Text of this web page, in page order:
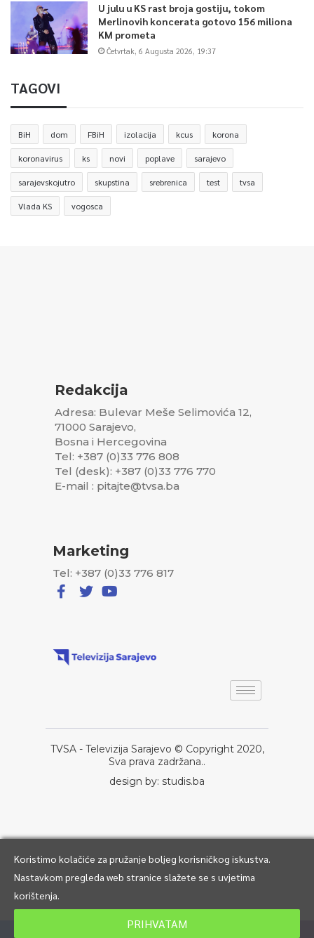
U julu u KS rast broja gostiju, tokom
Merlinovih koncerata gotovo 156 miliona
KM prometa
Četvrtak, 6 Augusta 2026, 19:37
TAGOVI
BiH dom FBiH izolacija kcus korona
koronavirus ks novi poplave sarajevo
sarajevskojutro skupstina srebrenica test tvsa
Vlada KS vogosca
Redakcija
Adresa: Bulevar Meše Selimovića 12,
71000 Sarajevo,
Bosna i Hercegovina
Tel: +387 (0)33 776 808
Tel (desk): +387 (0)33 776 770
E-mail : pitajte@tvsa.ba
Marketing
Tel: +387 (0)33 776 817
TVSA - Televizija Sarajevo © Copyright 2020,
Sva prava zadržana..
design by: studis.ba
Koristimo kolačiće za pružanje boljeg korisničkog iskustva.
Nastavkom pregleda web stranice slažete se s uvjetima
korištenja.
PRIHVATAM